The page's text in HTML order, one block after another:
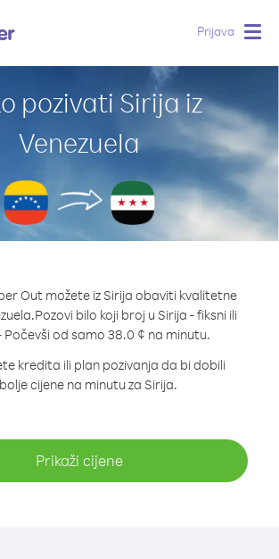
Prijava
pozivati Sirija iz
Venezuela
Out možete iz Sirija obaviti kvalitetne
Pozovi bilo koji broj u Sirija - fiksni ili
Počevši od samo 38.0 ¢ na minutu.
kredita ili plan pozivanja da bi dobili
cijene na minutu za Sirija.
Prikaži cijene